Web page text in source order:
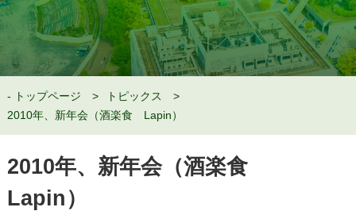
トップページ
トピックス
2010年、新年会（酒楽食 Lapin）
2010年、新年会（酒楽食
Lapin）